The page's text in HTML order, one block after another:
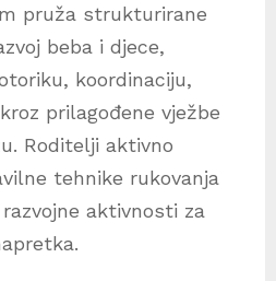
pruža strukturirane
beba i djece,
koordinaciju,
prilagođene vježbe
Roditelji aktivno
tehnike rukovanja
aktivnosti za